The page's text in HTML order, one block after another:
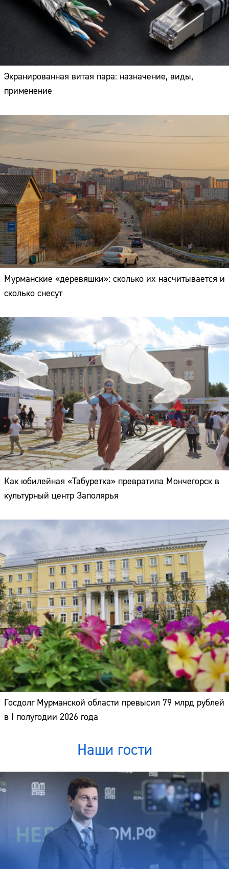
Экранированная витая пара: назначение, виды,
применение
Мурманские «деревяшки»: сколько их насчитывается и
сколько снесут
Как юбилейная «Табуретка» превратила Мончегорск в
культурный центр Заполярья
Госдолг Мурманской области превысил 79 млрд рублей
в I полугодии 2026 года
Наши гости